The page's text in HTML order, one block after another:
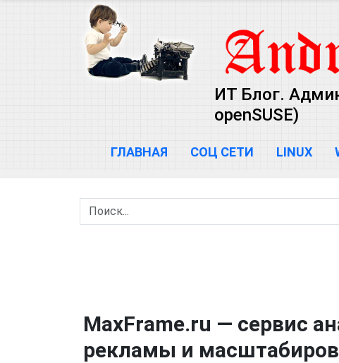
ИТ Блог.
openSUSE)
ГЛАВНАЯ СОЦ СЕТИ LINUX
MaxFrame.ru — сервис
рекламы и